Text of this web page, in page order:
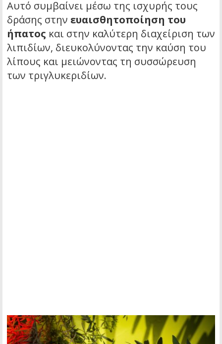
Αυτό συμβαίνει μέσω της ισχυρής τους
δράσης στην ευαισθητοποίηση του
ήπατος και στην καλύτερη διαχείριση των
λιπιδίων, διευκολύνοντας την καύση του
λίπους και μειώνοντας τη συσσώρευση
των τριγλυκεριδίων.